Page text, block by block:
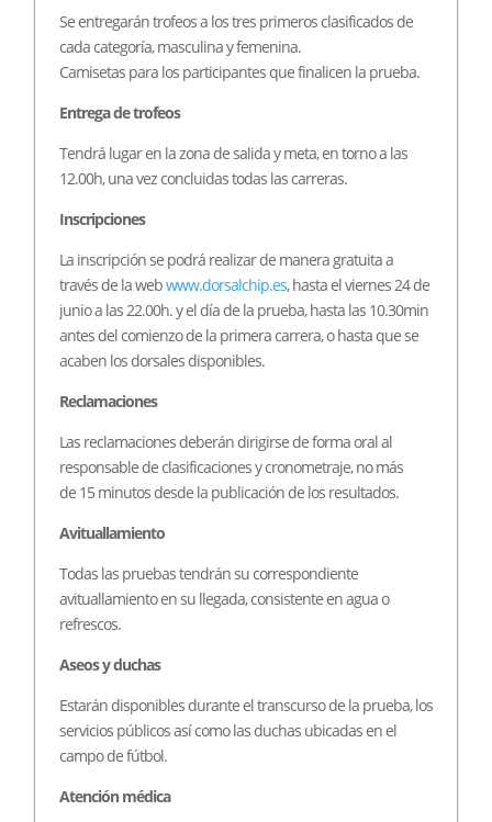
Se entregarán trofeos a los tres primeros clasificados de
cada categoría, masculina y femenina.
Camisetas para los participantes que finalicen la prueba.
Entrega de trofeos
Tendrá lugar en la zona de salida y meta, en torno a las
12.00h, una vez concluidas todas las carreras.
Inscripciones
La inscripción se podrá realizar de manera gratuita a
través de la webwww.dorsalchip.es, hasta el viernes 24 de
junio a las 22.00h. y el día de la prueba, hasta las 10.30min
antes del comienzo de la primera carrera, o hasta que se
acaben los dorsales disponibles.
Reclamaciones
Las reclamaciones deberán dirigirse de forma oral al
responsable de clasificaciones y cronometraje, no más
de 15 minutos desde la publicación de los resultados.
Avituallamiento
Todas las pruebas tendrán su correspondiente
avituallamiento en su llegada, consistente en agua o
refrescos.
Aseos y duchas
Estarán disponibles durante el transcurso de la prueba, los
servicios públicos así como las duchas ubicadas en el
campo de fútbol.
Atención médica